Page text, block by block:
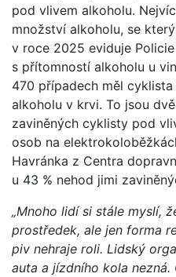
pod vlivem alkoholu.
množství alkoholu, se
v roce 2025 eviduje
s přítomností alkoholu u
470 případech měl
alkoholu v krvi. To jsou
zaviněných cyklisty pod
osob na
Havránka z Centra
u 43 % nehod jimi
„Mnoho lidí si stále myslí,
prostředek, ale jen forma
piv nehraje roli. Lidský
auta a jízdního kola nezná.